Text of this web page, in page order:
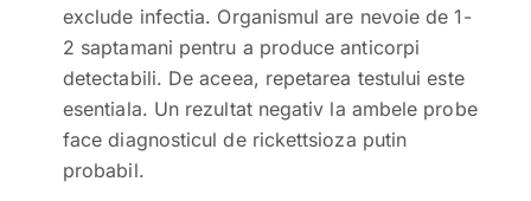
exclude infectia. Organismul are nevoie de 1-
2 saptamani pentru a produce anticorpi
detectabili. De aceea, repetarea testului este
esentiala. Un rezultat negativ la ambele probe
face diagnosticul de rickettsioza putin
probabil.